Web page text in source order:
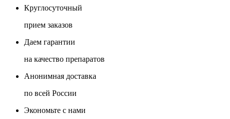
Круглосуточный
прием заказов
Даем гарантии
на качество препаратов
Анонимная доставка
по всей России
Экономьте с нами